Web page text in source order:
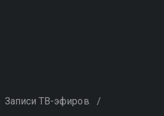
Записи ТВ-эфиров /